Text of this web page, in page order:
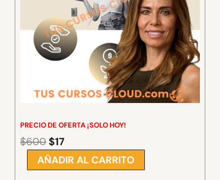
PRECIO DE OFERTA ¡SOLO HOY!
$600El
precio
original
$17El
precio
actual
Reprograma
AÑADIR AL CARRITO